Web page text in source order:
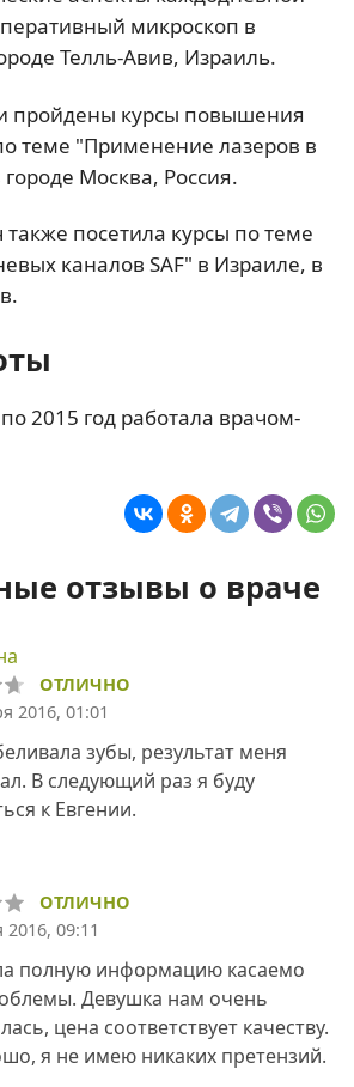
микроскоп в
Телль-Авив, Израиль.
пройдены курсы повышения
теме "Применение лазеров в
Москва, Россия.
также посетила курсы по теме
каналов SAF" в Израиле, в
2015 год работала врачом-
отзывы о враче
ОТЛИЧНО
2016, 01:01
зубы, результат меня
В следующий раз я буду
к Евгении.
ОТЛИЧНО
2016, 09:11
полную информацию касаемо
Девушка нам очень
цена соответствует качеству.
я не имею никаких претензий.